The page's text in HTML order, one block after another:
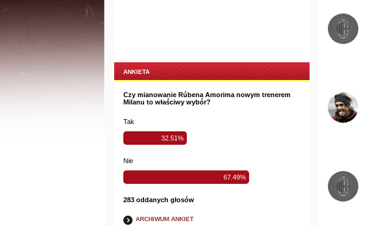
ANKIETA
Czy mianowanie Rúbena Amorima nowym trenerem
Milanu to właściwy wybór?
Tak
32.51%
Nie
67.49%
283 oddanych głosów
ARCHIWUM ANKIET